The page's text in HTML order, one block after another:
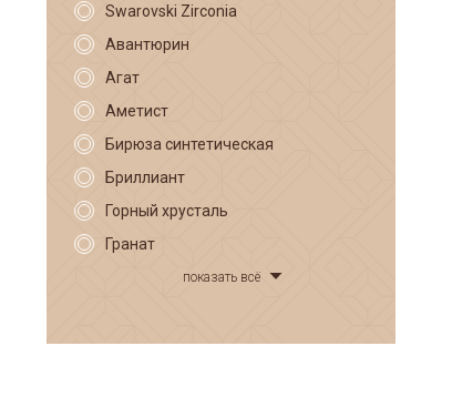
Swarovski Zirconia
Авантюрин
Агат
Аметист
Бирюза синтетическая
Бриллиант
Горный хрусталь
Гранат
показать всё